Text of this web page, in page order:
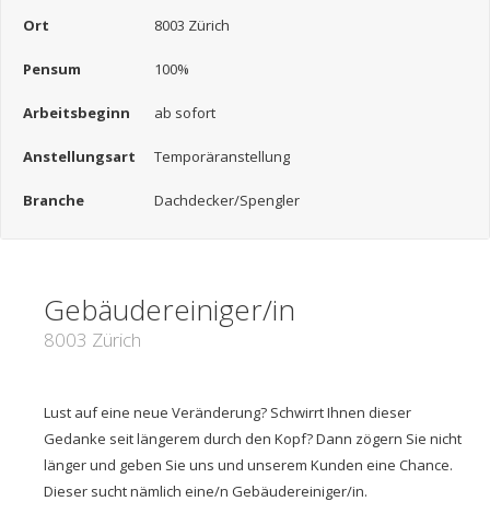
Ort 8003 Zürich
Pensum 100%
Arbeitsbeginn ab sofort
Anstellungsart Temporäranstellung
Branche Dachdecker/Spengler
Gebäudereiniger/in
8003 Zürich
Lust auf eine neue Veränderung? Schwirrt Ihnen dieser
Gedanke seit längerem durch den Kopf? Dann zögern Sie nicht
länger und geben Sie uns und unserem Kunden eine Chance.
Dieser sucht nämlich eine/n Gebäudereiniger/in.